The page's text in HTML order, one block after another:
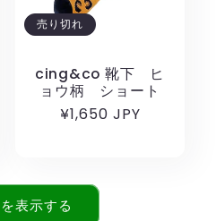
売り切れ
cing&co 靴下 ヒ
ョウ柄 ショート
通
¥1,650 JPY
表示する